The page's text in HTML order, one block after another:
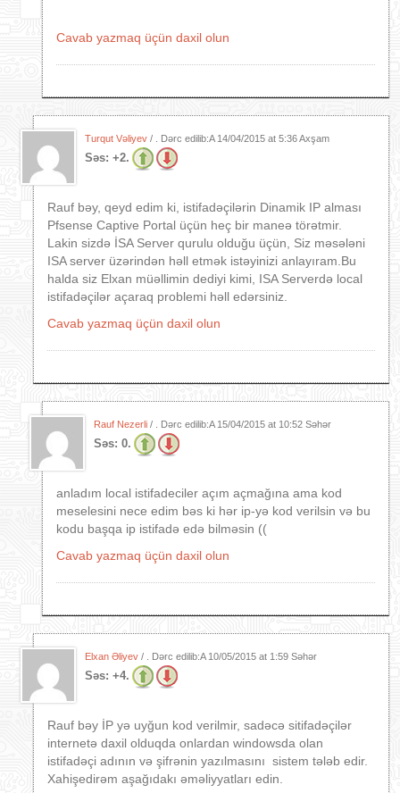
Cavab yazmaq üçün daxil olun
Turqut Vəliyev / . Dərc edilib:A 14/04/2015 at 5:36 Axşam
Səs: +2.
Rauf bəy, qeyd edim ki, istifadəçilərin Dinamik IP alması
Pfsense Captive Portal üçün heç bir maneə törətmir.
Lakin sizdə İSA Server qurulu olduğu üçün, Siz məsələni
ISA server üzərindən həll etmək istəyinizi anlayıram.Bu
halda siz Elxan müəllimin dediyi kimi, ISA Serverdə local
istifadəçilər açaraq problemi həll edərsiniz.
Cavab yazmaq üçün daxil olun
Rauf Nezerli / . Dərc edilib:A 15/04/2015 at 10:52 Səhər
Səs: 0.
anladım local istifadeciler açım açmağına ama kod
meselesini nece edim bəs ki hər ip-yə kod verilsin və bu
kodu başqa ip istifadə edə bilməsin ((
Cavab yazmaq üçün daxil olun
Elxan Əliyev / . Dərc edilib:A 10/05/2015 at 1:59 Səhər
Səs: +4.
Rauf bəy İP yə uyğun kod verilmir, sadəcə sitifadəçilər
internetə daxil olduqda onlardan windowsda olan
istifadəçi adının və şifrənin yazılmasını sistem tələb edir.
Xahişedirəm aşağıdakı əməliyyatları edin.